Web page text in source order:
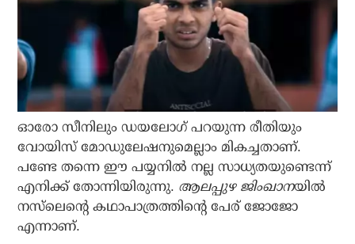
ഓരോ സീനിലും ഡയലോഗ് പറയുന്ന രീതിയും
വോയിസ് മോഡുലേഷനുമെല്ലാം മികച്ചതാണ്.
പണ്ടേ തന്നെ ഈ പയ്യനില്‍ നല്ല സാധ്യതയുണ്ടെന്ന്
എനിക്ക് തോന്നിയിരുന്നു. ആലപ്പുഴ ജിംഖാനയില്‍
നസ്‌ലെന്റെ കഥാപാത്രത്തിന്റെ പേര് ജോജോ
എന്നാണ്.